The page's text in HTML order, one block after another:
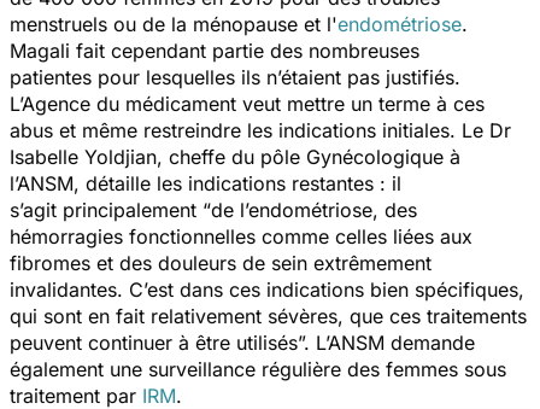
menstruels ou de la ménopause et l'endométriose.
Magali fait cependant partie des nombreuses
patientes pour lesquelles ils n’étaient pas justifiés.
L’Agence du médicament veut mettre un terme à ces
abus et même restreindre les indications initiales. Le Dr
Isabelle Yoldjian, cheffe du pôle Gynécologique à
l’ANSM, détaille les indications restantes : il
s’agit principalement “de l’endométriose, des
hémorragies fonctionnelles comme celles liées aux
fibromes et des douleurs de sein extrêmement
invalidantes. C’est dans ces indications bien spécifiques,
qui sont en fait relativement sévères, que ces traitements
peuvent continuer à être utilisés”. L’ANSM demande
également une surveillance régulière des femmes sous
traitement par IRM.